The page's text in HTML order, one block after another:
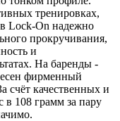
тренировках,
Lock-On надежно
прокручивания,
и
На баренды -
фирменный
счёт качественных и
в 108 грамм за пару